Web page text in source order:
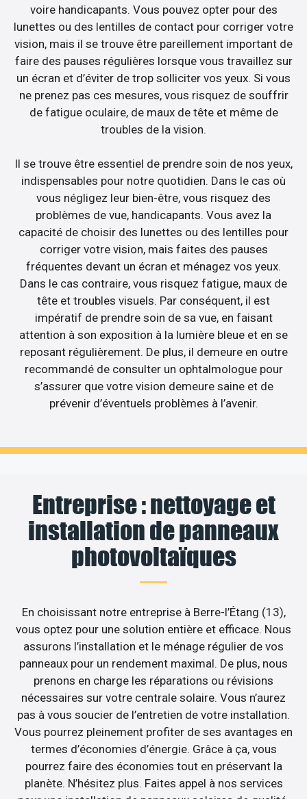
voire handicapants. Vous pouvez opter pour des
lunettes ou des lentilles de contact pour corriger votre
vision, mais il se trouve être pareillement important de
faire des pauses régulières lorsque vous travaillez sur
un écran et d’éviter de trop solliciter vos yeux. Si vous
ne prenez pas ces mesures, vous risquez de souffrir
de fatigue oculaire, de maux de tête et même de
troubles de la vision.
Il se trouve être essentiel de prendre soin de nos yeux,
indispensables pour notre quotidien. Dans le cas où
vous négligez leur bien-être, vous risquez des
problèmes de vue, handicapants. Vous avez la
capacité de choisir des lunettes ou des lentilles pour
corriger votre vision, mais faites des pauses
fréquentes devant un écran et ménagez vos yeux.
Dans le cas contraire, vous risquez fatigue, maux de
tête et troubles visuels. Par conséquent, il est
impératif de prendre soin de sa vue, en faisant
attention à son exposition à la lumière bleue et en se
reposant régulièrement. De plus, il demeure en outre
recommandé de consulter un ophtalmologue pour
s’assurer que votre vision demeure saine et de
prévenir d’éventuels problèmes à l’avenir.
Entreprise : nettoyage et
installation de panneaux
photovoltaïques
En choisissant notre entreprise à Berre-l’Étang (13),
vous optez pour une solution entière et efficace. Nous
assurons l’installation et le ménage régulier de vos
panneaux pour un rendement maximal. De plus, nous
prenons en charge les réparations ou révisions
nécessaires sur votre centrale solaire. Vous n’aurez
pas à vous soucier de l’entretien de votre installation.
Vous pourrez pleinement profiter de ses avantages en
termes d’économies d’énergie. Grâce à ça, vous
pourrez faire des économies tout en préservant la
planète. N’hésitez plus. Faites appel à nos services